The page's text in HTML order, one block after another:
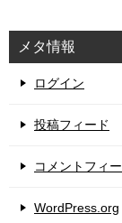
メタ情報
ログイン
投稿フィード
コメントフィ
WordPress.org